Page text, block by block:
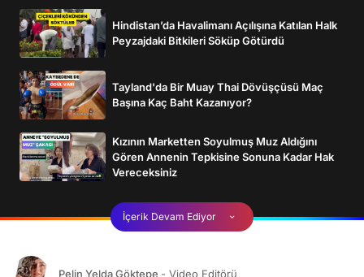
Hindistan’da Havalimanı Açılışına Katılan Halk
Peyzajdaki Bitkileri Söküp Götürdü
Tayland'da Bir Muay Thai Dövüşçüsü Maç
Başına Kaç Baht Kazanıyor?
Kızının Marketten Soyulmuş Muz Aldığını
Gören Annenin Tepkisine Sonuna Kadar Hak
Vereceksiniz
İçerik Devam Ediyor
Pelin Yelda Göktepe - Video Editörü